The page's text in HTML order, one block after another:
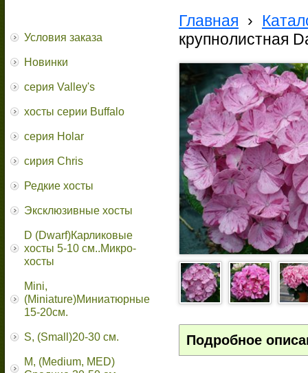
Условия заказа
Новинки
серия Valley's
хосты серии Buffalo
серия Holar
сирия Chris
Редкие хосты
Эксклюзивные хосты
D (Dwarf)Карликовые
хосты 5-10 см..Микро-
хосты
Mini,
(Miniature)Миниатюрные
15-20см.
S, (Small)20-30 см.
M, (Medium, MED)
Главная ›
крупнолистная
Подробное